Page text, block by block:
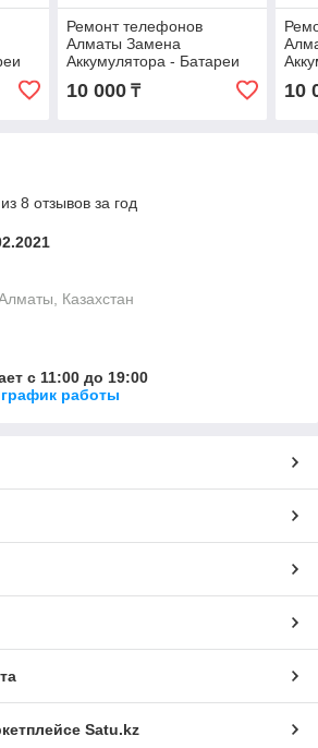
С
Ремонт телефонов
Алматы Замена
Аккумулятора - Батареи
iPhone 15 Plus Оригинал
С гарантией !
10 000₸ 10
8 отзывов за год
Казахстан
с 11:00 до 19:00
работы
Satu.kz